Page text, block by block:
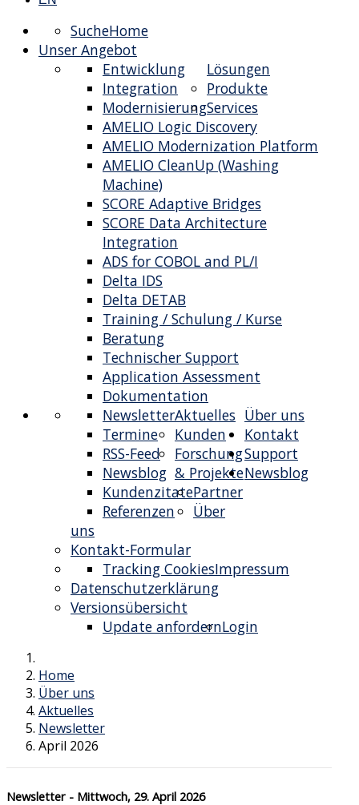
Home
Suche
Unser Angebot
Lösungen
Entwicklung
Integration
Modernisierung
Produkte
AMELIO Logic Discovery
AMELIO Modernization Platform
AMELIO CleanUp (Washing
Machine)
SCORE Adaptive Bridges
SCORE Data Architecture
Integration
ADS for COBOL and PL/I
Delta IDS
Delta DETAB
Services
Training / Schulung / Kurse
Beratung
Technischer Support
Application Assessment
Dokumentation
Über uns
Aktuelles
Newsletter
Termine
RSS-Feed
Newsblog
Kunden
Kundenzitate
Referenzen
Forschung
& Projekte
Partner
Über
uns
Kontakt
Kontakt-Formular
Impressum
Tracking Cookies
Datenschutzerklärung
Support
Versionsübersicht
Update anfordernLogin
Newsblog
Home
Über uns
Aktuelles
Newsletter
April 2026
Newsletter - Mittwoch, 29. April 2026